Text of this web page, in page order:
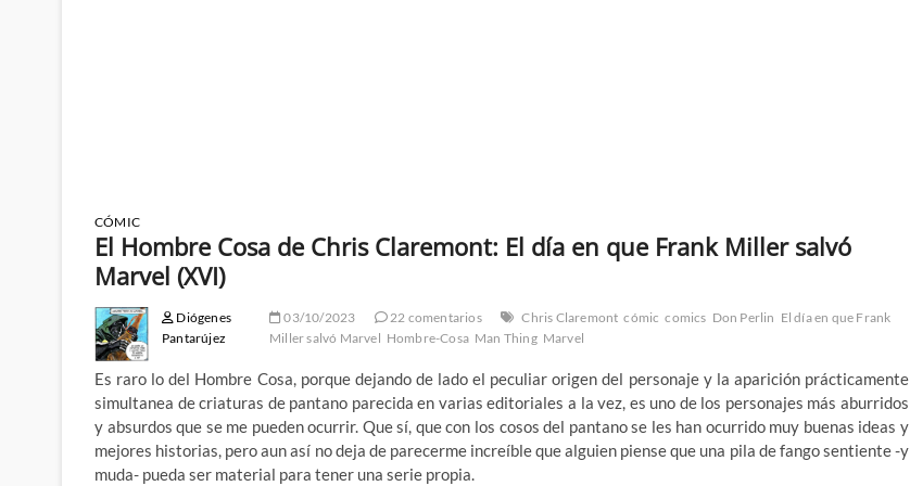
CÓMIC
El Hombre Cosa de Chris Claremont: El día en que Frank Miller salvó
Marvel (XVI)
Diógenes
Pantarújez
03/10/2023 22 comentarios Chris Claremont cómic comics Don Perlin El día en que Frank
Miller salvó Marvel Hombre-Cosa Man Thing Marvel
Es raro lo del Hombre Cosa, porque dejando de lado el peculiar origen del personaje y la aparición prácticamente
simultanea de criaturas de pantano parecida en varias editoriales a la vez, es uno de los personajes más aburridos
y absurdos que se me pueden ocurrir. Que sí, que con los cosos del pantano se les han ocurrido muy buenas ideas y
mejores historias, pero aun así no deja de parecerme increíble que alguien piense que una pila de fango sentiente -y
muda- pueda ser material para tener una serie propia.